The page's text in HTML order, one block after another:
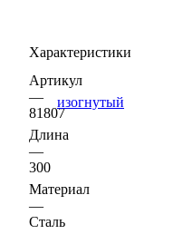
Характеристики
Артикул
—
81807
Длина
—
300
Материал
—
Сталь